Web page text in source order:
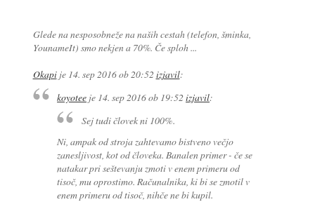
Glede na nesposobneže na naših cestah (telefon, šminka,
YounameIt) smo nekjen a 70%. Če sploh ...
Okapije 14. sep 2016 ob 20:52 izjavil:
koyotee je 14. sep 2016 ob 19:52izjavil:
Sej tudi človek ni 100%.
Ni, ampak od stroja zahtevamo bistveno večjo
zanesljivost, kot od človeka. Banalen primer - če se
natakar pri seštevanju zmoti v enem primeru od
tisoč, mu oprostimo. Računalnika, ki bi se zmotil v
enem primeru od tisoč, nihče ne bi kupil.